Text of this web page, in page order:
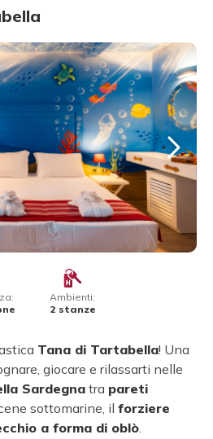
Ambienti:
2 stanze
Tana di Tartabella! Una
giocare e rilassarti nelle
Sardegna tra pareti
sottomarine, il forziere
a forma di oblò